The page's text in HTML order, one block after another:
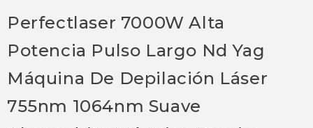
Perfectlaser 7000W Alta
Potencia Pulso Largo Nd Yag
Máquina De Depilación Láser
755nm 1064nm Suave